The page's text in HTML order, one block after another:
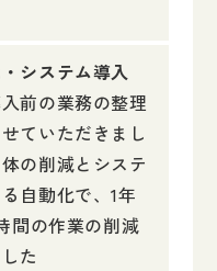
システム導入
前の業務の整理
ていただきまし
の削減とシステ
自動化で、1年
間の作業の削減
た